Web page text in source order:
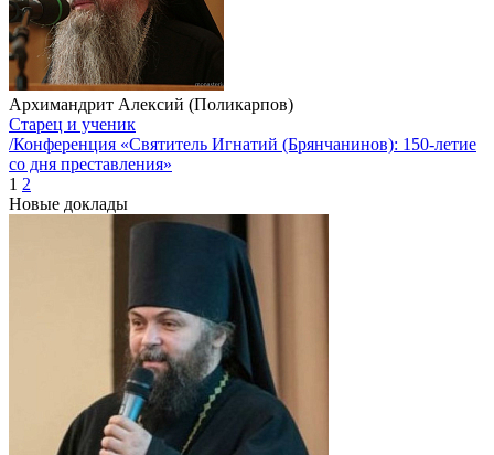
Архимандрит Алексий (Поликарпов)
Старец и ученик
/Конференция «Святитель Игнатий (Брянчанинов): 150-летие
со дня преставления»
1 2
Новые доклады